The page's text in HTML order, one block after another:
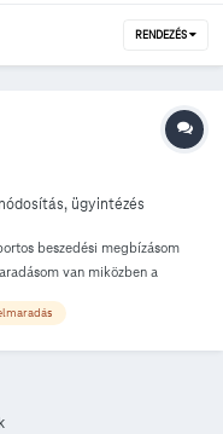
RENDEZÉS
ügyintézés
beszedési megbízásom
van miközben a